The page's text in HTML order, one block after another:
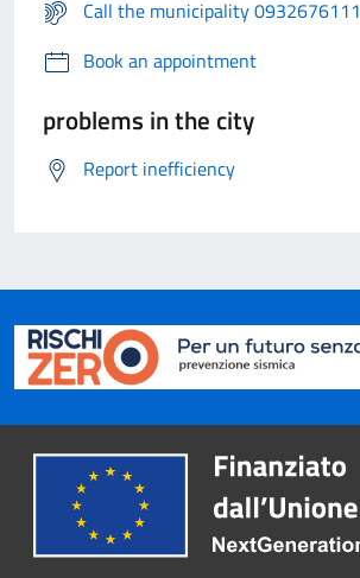
Call the municipality 0932676111
Book an appointment
problems in the city
Report inefficiency